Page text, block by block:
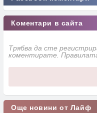
Коментари в сайта
Трябва да сте
коментирате.
Още новини от Лайф